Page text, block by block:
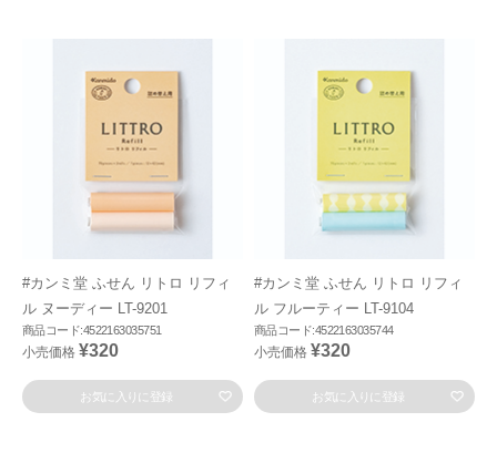
#カンミ堂 ふせん リトロ リフィ
ル ヌーディー LT-9201
商品コード:4522163035751
小売価格 ¥320
お気に入りに登録
#カンミ堂 ふせん リトロ リフィ
ル フルーティー LT-9104
商品コード:4522163035744
小売価格 ¥320
お気に入りに登録